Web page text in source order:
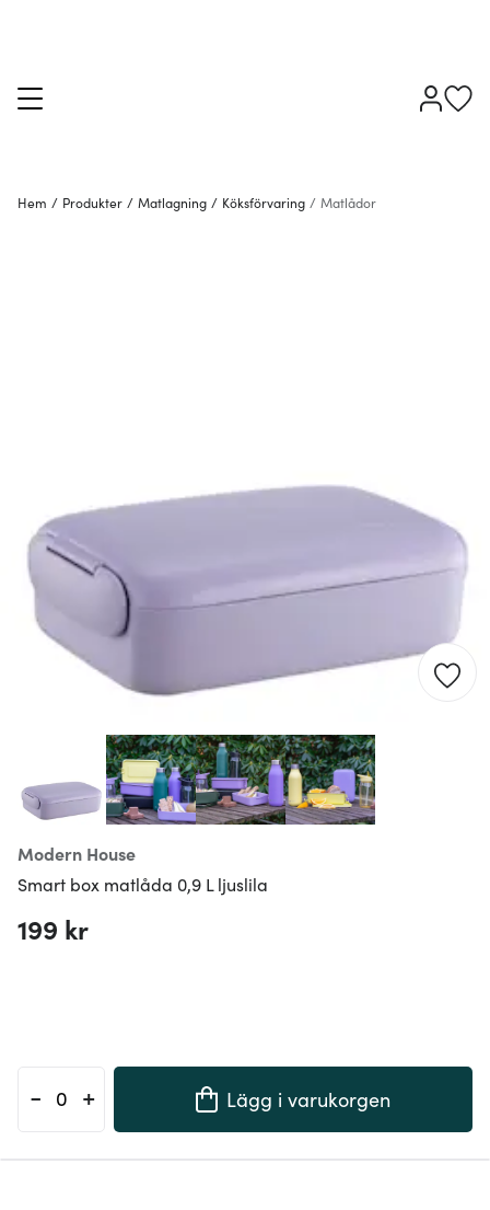
Hem / Produkter / Matlagning / Köksförvaring / Matlådor
Modern House
Smart box matlåda 0,9 L ljuslila
199 kr
- + Lägg i varukorgen